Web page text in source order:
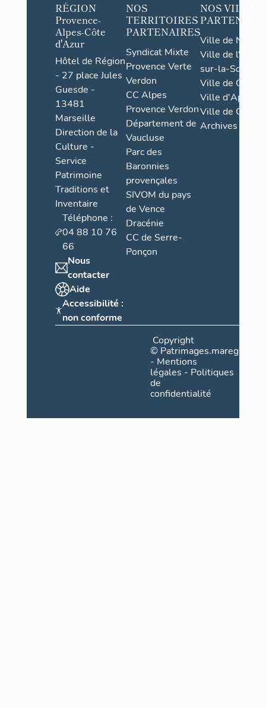
RÉGION
Provence-
Alpes-Côte
d'Azur
Hôtel de Région
- 27 place Jules
Guesde -
13481
Marseille
Direction de la
Culture -
Service
Patrimoine
Traditions et
Inventaire
Téléphone :
04 88 10 76
66
Nous
contacter
Aide
Accessibilité :
non conforme
NOS
TERRITOIRES
PARTENAIRES
Syndicat Mixte
Provence Verte
Verdon
CC Alpes
Provence Verdon
Département de
Vaucluse
Parc des
Baronnies
provençales
SIVOM du pays
de Vence
Dracénie
CC de Serre-
Ponçon
NOS VILLES
Ville de Nice
Ville de l'Isle-
sur-la-Sorgue
Ville de Grasse
Ville d'Apt
Ville de
Archives
Copyright
©
- Mentions
légales - Politiques
de
confidentialité